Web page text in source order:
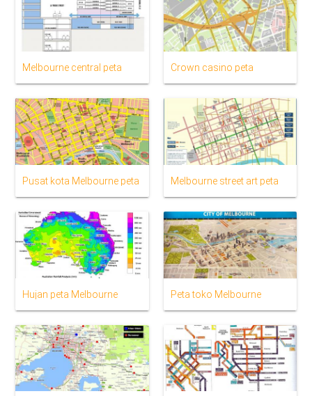
Melbourne central peta Crown casino peta
Pusat kota Melbourne peta Melbourne street art peta
Hujan peta Melbourne Peta toko Melbourne